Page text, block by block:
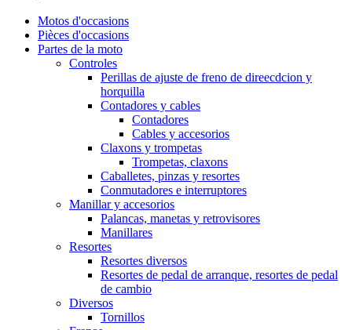
Motos d'occasions
Pièces d'occasions
Partes de la moto
Controles
Perillas de ajuste de freno de direecdcion y
horquilla
Contadores y cables
Contadores
Cables y accesorios
Claxons y trompetas
Trompetas, claxons
Caballetes, pinzas y resortes
Conmutadores e interruptores
Manillar y accesorios
Palancas, manetas y retrovisores
Manillares
Resortes
Resortes diversos
Resortes de pedal de arranque, resortes de pedal
de cambio
Diversos
Tornillos